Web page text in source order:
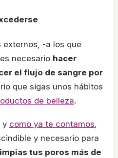
-a los que
necesario hacer
el flujo de sangre por
que sigas unos hábitos
de belleza.
y como ya te contamos,
y necesario para
tus poros más de